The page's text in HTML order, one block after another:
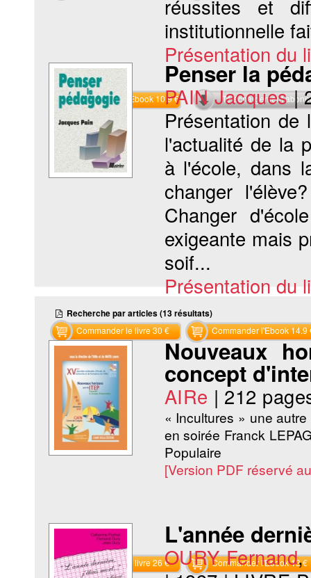
réussites et
institutionnelle
Présentation du
Commander l'Ebook 10.9 € Téléchargement
Penser la
PAIN Jacques |
Présentation de
l'actualité de la
à l'école, dans
changer
Changer
exigeante mais
soif...
Présentation du
Commander le livre 30 € Commander l'Ebook 14.9
Recherche par articles (13 résultats)
Nouveaux
concept
AIRe | 212
« Incultures » une
en soirée Franck
Populaire
[Version PDF réservé
Commander le livre 26 € Commander l'Ebook 13 €
L'année
OURY Fernand,